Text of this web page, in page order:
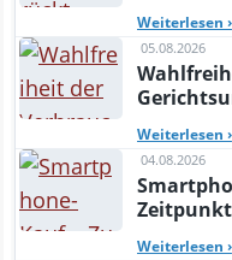
Weiterlesen ›
05.08.2026
Weiterlesen ›
04.08.2026
Weiterlesen ›